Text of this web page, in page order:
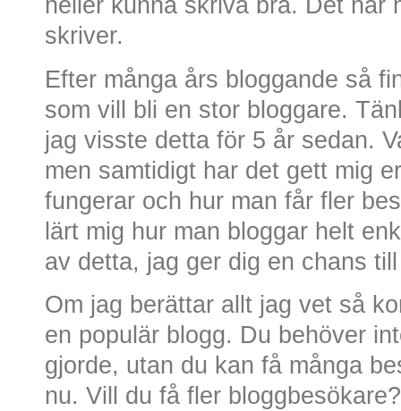
heller kunna skriva bra. Det har
skriver.
Efter många års bloggande så
som vill bli en stor bloggare.
jag visste detta för 5 år sedan.
men samtidigt har det gett mig
fungerar och hur man får fler
lärt mig hur man bloggar helt
av detta, jag ger dig en chans
Om jag berättar allt jag vet så
en populär blogg. Du behöver
gjorde, utan du kan få många
nu. Vill du få fler